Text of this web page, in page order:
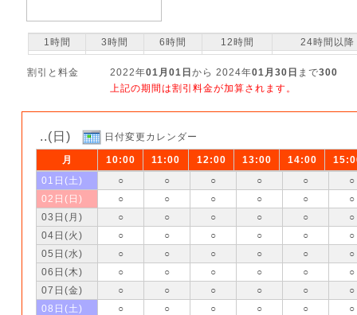
1時間 3時間 6時間 12時間 24時間以降
割引と料金 2022年01月01日 から 2024年01月30日 まで300
上記の期間は割引料金が加算されます。
..(日) 日付変更カレンダー
月 10:00 11:00 12:00 13:00 14:00
01日(土)
○ ○ ○ ○ ○
○
02日(日)
○ ○ ○ ○ ○
○
03日(月)
○ ○ ○ ○ ○
○
04日(火)
○ ○ ○ ○ ○
○
05日(水)
○ ○ ○ ○ ○
○
06日(木)
○ ○ ○ ○ ○
○
07日(金)
○ ○ ○ ○ ○
○
08日(土)
○ ○ ○ ○ ○ ○